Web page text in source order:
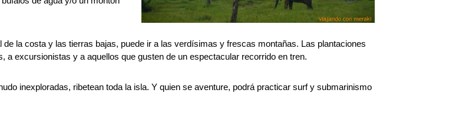
la costa y las tierras bajas, puede ir a las verdísimas y frescas montañas. Las plantaciones
excursionistas y a aquellos que gusten de un espectacular recorrido en tren.
inexploradas, ribetean toda la isla. Y quien se aventure, podrá practicar surf y submarinismo